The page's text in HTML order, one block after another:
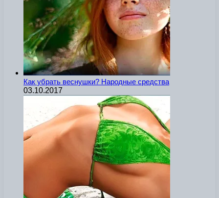
Как убрать веснушки? Народные средства
03.10.2017